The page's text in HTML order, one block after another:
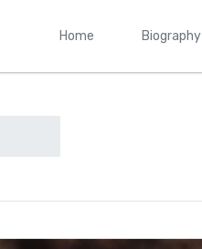
Home Biography